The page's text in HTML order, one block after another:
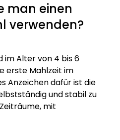
man einen
verwenden?
im Alter von 4 bis 6
erste Mahlzeit im
Anzeichen dafür ist die
und stabil zu
mit